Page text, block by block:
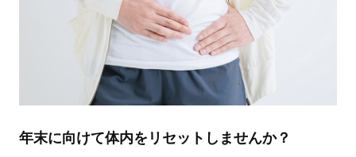
年末に向けて体内をリセットしませんか？